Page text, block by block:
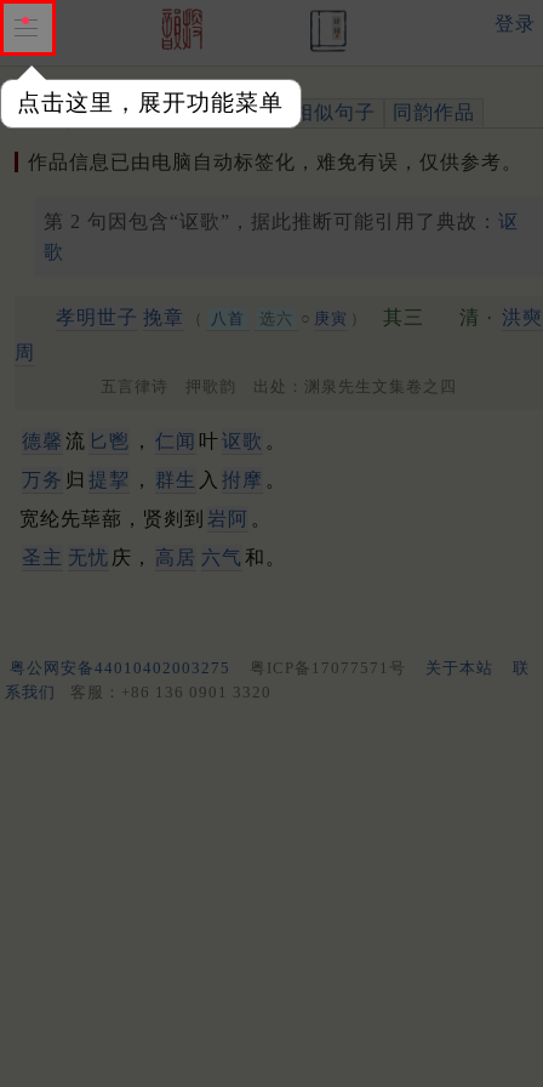
点击这里，展开功能菜单
登录
作品 标注四声 出处、引用 相似句子 同韵作品
作品信息已由电脑自动标签化，难免有误，仅供参考。
第 2 句因包含“讴歌”，据此推断可能引用了典故： 讴
歌
孝明世子 挽章 （ 八首 选六 ○ 庚寅 ） 其三 清 · 洪奭
周
五言律诗 押歌韵 出处：渊泉先生文集卷之四
德馨 流 匕鬯 ， 仁闻 叶讴歌 。
万务 归 提挈 ， 群生 入 拊摩 。
宽纶先荜蔀，贤剡到 岩阿 。
圣主 无忧 庆， 高居 六气 和。
粤公网安备44010402003275 粤ICP备17077571号 关于本站
联
系我们
客服：+86 136 0901 3320